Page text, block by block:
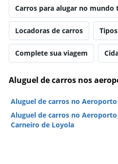
Carros para alugar no mundo
Locadoras de carros
Complete sua viagem
Aluguel de carros nos
Aluguel de carros no
Aluguel de carros no
Carneiro de Loyola